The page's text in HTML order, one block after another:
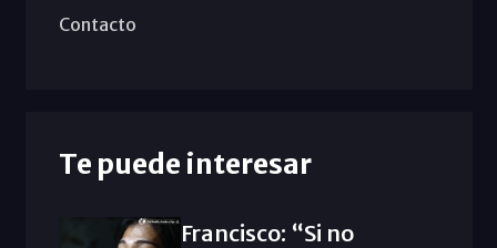
Contacto
Te puede interesar
Francisco: “Si no